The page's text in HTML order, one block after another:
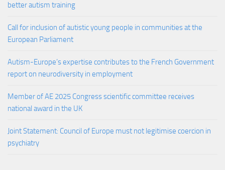
better autism training
Call for inclusion of autistic young people in communities at the
European Parliament
Autism-Europe’s expertise contributes to the French Government
report on neurodiversity in employment
Member of AE 2025 Congress scientific committee receives
national award in the UK
Joint Statement: Council of Europe must not legitimise coercion in
psychiatry